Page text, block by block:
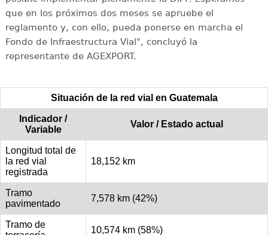
que en los próximos dos meses se apruebe el
reglamento y, con ello, pueda ponerse en marcha el
Fondo de Infraestructura Vial", concluyó la
representante de AGEXPORT.
Situación de la red vial en Guatemala
Indicador /
Variable
Valor / Estado actual
Longitud total de
la red vial
registrada
18,152 km
Tramo
pavimentado
7,578 km (42%)
Tramo de
10,574 km (58%)